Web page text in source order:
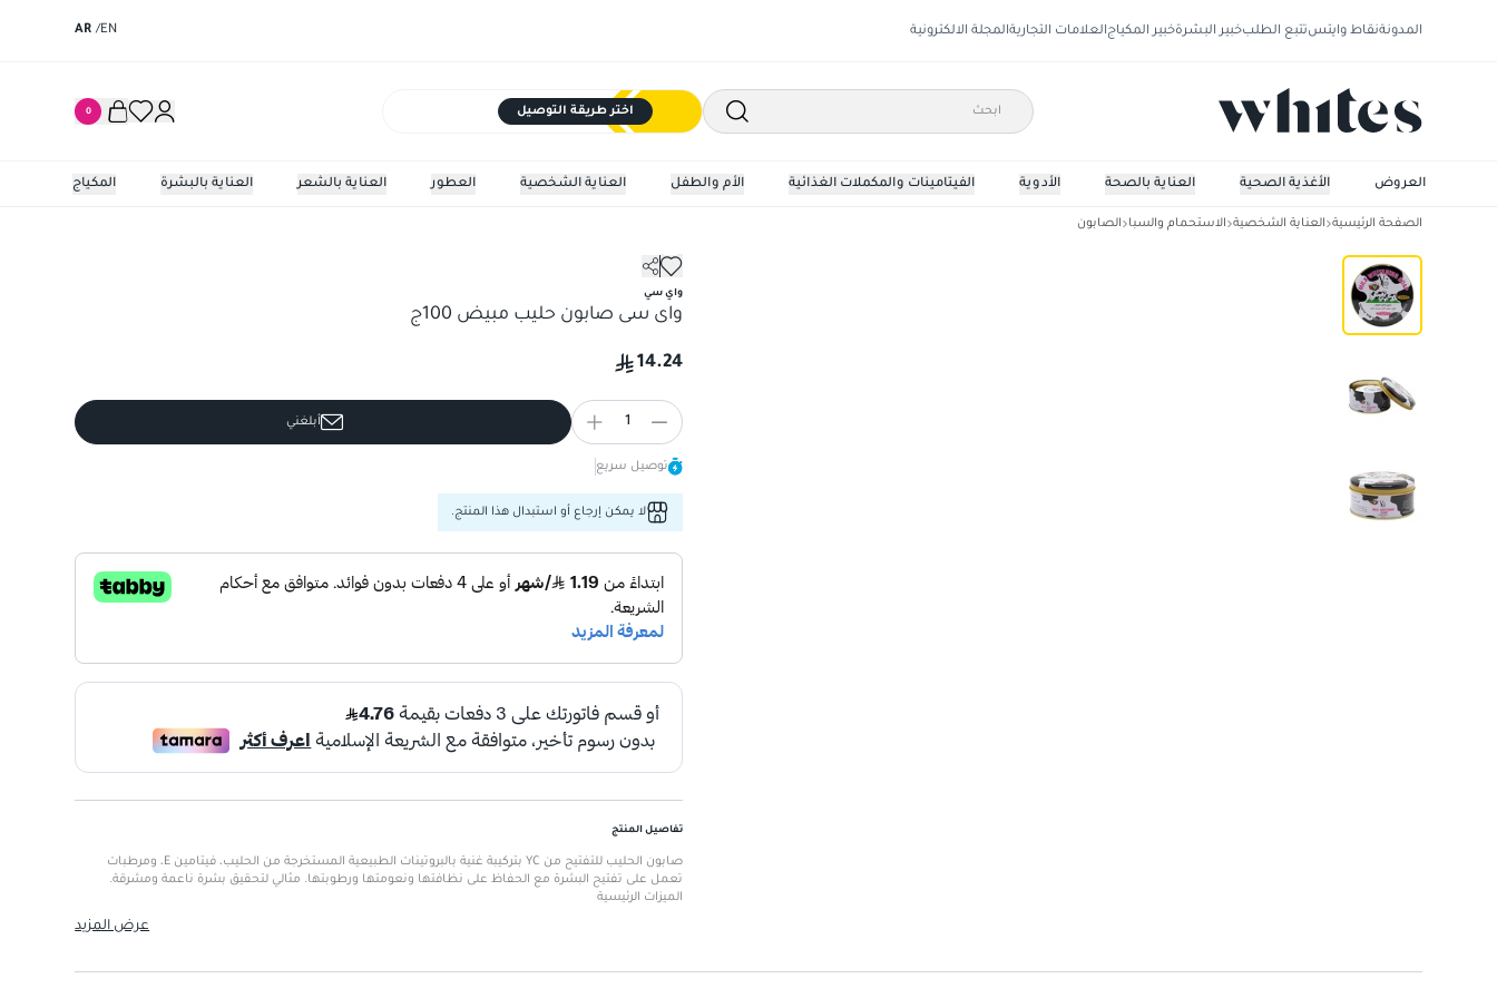
المدونةنقاط وايتستتبع الطلبخبير البشرةخبير المكياجالعلامات التجاريةالمجلة الالكترونية EN
/
AR
اختر طريقة التوصيل 0
المكياج العناية بالبشرة العناية بالشعر العطور العناية الشخصية الأم والطفل الفيتامينات والمكملات الغذائية الأدوية العناية بالصحة الأغذية الصحية العروض
الصفحة الرئيسية العناية الشخصية الاستحمام والسبا الصابون
واى سى صابون حليب مبيض 100ج
الصابون
واي سي
واى سى صابون حليب مبيض 100ج
14.24
1 أبلغني
توصيل سريع
لا يمكن إرجاع أو استبدال هذا المنتج.
تفاصيل المنتج
صابون الحليب للتفتيح من YC بتركيبة غنية بالبروتينات الطبيعية المستخرجة من الحليب، فيتامين E، ومرطبات
تعمل على تفتيح البشرة مع الحفاظ على نظافتها ونعومتها ورطوبتها. مثالي لتحقيق بشرة ناعمة ومشرقة.
الميزات الرئيسية
قوام كريمي: يوفر تجربة استخدام مريحة وفعالة.
عرض المزيد